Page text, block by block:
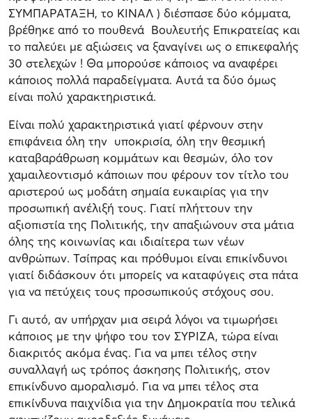
ΣΥΜΠΑΡΑΤΑΞΗ, το ΚΙΝΑΛ ) διέσπασε δύο κόμματα,
βρέθηκε από το πουθενά Βουλευτής Επικρατείας και
το παλεύει με αξιώσεις να ξαναγίνει ως ο επικεφαλής
30 στελεχών ! Θα μπορούσε κάποιος να αναφέρει
κάποιος πολλά παραδείγματα. Αυτά τα δύο όμως
είναι πολύ χαρακτηριστικά.
Είναι πολύ χαρακτηριστικά γιατί φέρνουν στην
επιφάνεια όλη την υποκρισία, όλη την θεσμική
καταβαράθρωση κομμάτων και θεσμών, όλο τον
χαμαιλεοντισμό κάποιων που φέρουν τον τίτλο του
αριστερού ως μοδάτη σημαία ευκαιρίας για την
προσωπική ανέλιξή τους. Γιατί πλήττουν την
αξιοπιστία της Πολιτικής, την απαξιώνουν στα μάτια
όλης της κοινωνίας και ιδιαίτερα των νέων
ανθρώπων. Τσίπρας και πρόθυμοι είναι επικίνδυνοι
γιατί διδάσκουν ότι μπορείς να καταφύγεις στα πάτα
για να πετύχεις τους προσωπικούς στόχους σου.
Γι αυτό, αν υπήρχαν μια σειρά λόγοι να τιμωρήσει
κάποιος με την ψήφο του τον ΣΥΡΙΖΑ, τώρα είναι
διακριτός ακόμα ένας. Για να μπει τέλος στην
συναλλαγή ως τρόπος άσκησης Πολιτικής, στον
επικίνδυνο αμοραλισμό. Για να μπει τέλος στα
επικίνδυνα παιχνίδια για την Δημοκρατία που τελικά